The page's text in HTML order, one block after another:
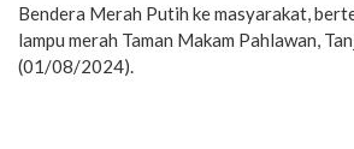
Bendera Merah Putih ke masyarakat,
lampu merah Taman Makam Pahlawan,
(01/08/2024).